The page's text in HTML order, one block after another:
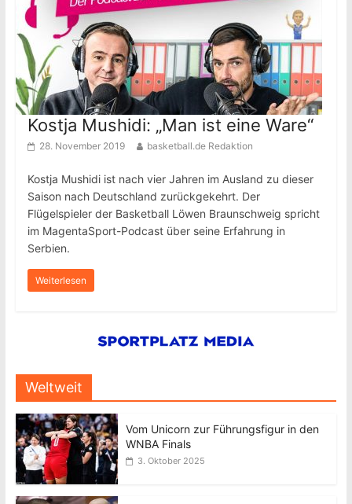
Kostja Mushidi: „Man ist eine Ware“
28. November 2019 basketball.de Redaktion
Kostja Mushidi ist nach vier Jahren im Ausland zu dieser
Saison nach Deutschland zurückgekehrt. Der
Flügelspieler der Basketball Löwen Braunschweig spricht
im MagentaSport-Podcast über seine Erfahrung in
Serbien.
Weiterlesen
Weltweit
Vom Unicorn zur Führungsfigur in den
WNBA Finals
3. Oktober 2025